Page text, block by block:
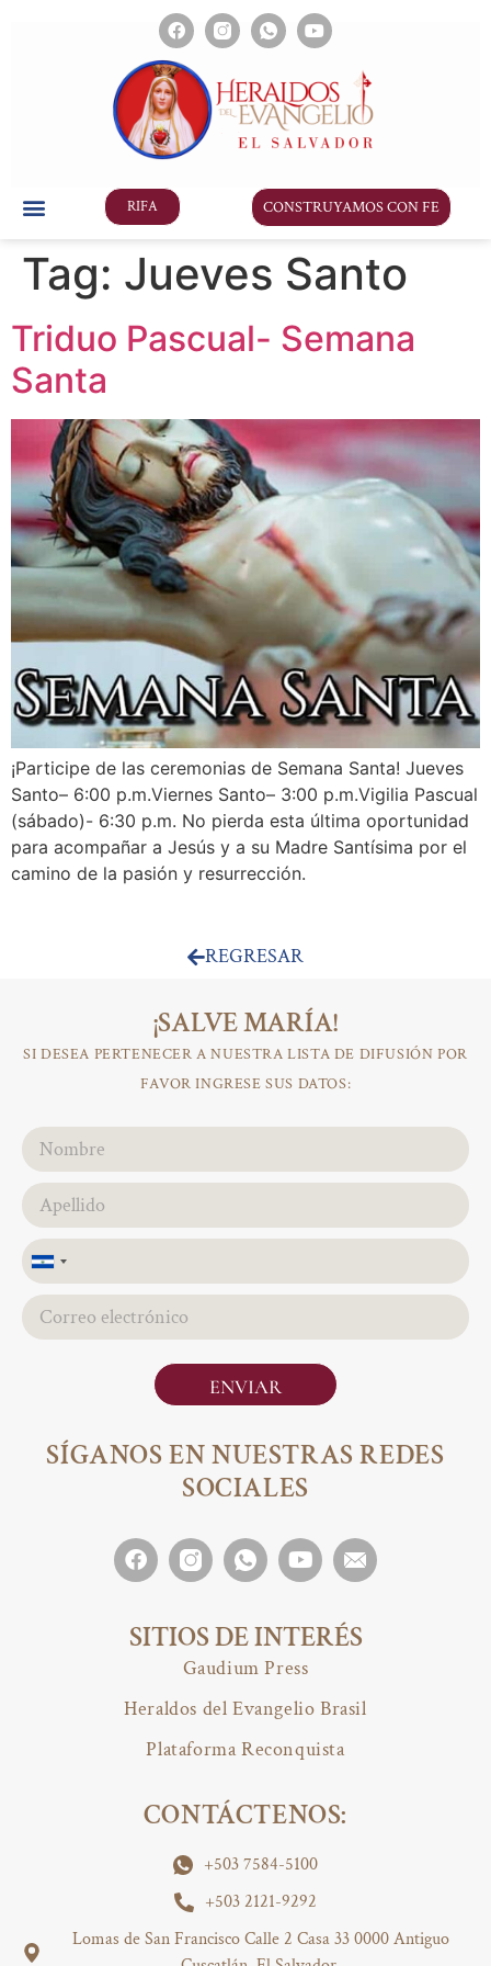
RIFA CONSTRUYAMOS CON FE
Tag: Jueves Santo
Triduo Pascual- Semana
Santa
¡Participe de las ceremonias de Semana Santa! Jueves
Santo– 6:00 p.m.Viernes Santo– 3:00 p.m.Vigilia Pascual
(sábado)- 6:30 p.m. No pierda esta última oportunidad
para acompañar a Jesús y a su Madre Santísima por el
camino de la pasión y resurrección.
REGRESAR
CONTÁCTENOS:
+503 7584-5100
+503 2121-9292
Lomas de San Francisco Calle 2 Casa 33 0000 Antiguo
SÍGANOS EN NUESTRAS REDES
SOCIALES
SITIOS DE INTERÉS
Gaudium Press
Heraldos del Evangelio Brasil
Plataforma Reconquista
¡SALVE MARÍA!
SI DESEA PERTENECER A NUESTRA LISTA DE DIFUSIÓN POR
FAVOR INGRESE SUS DATOS:
El
Salvador
+503
ENVIAR